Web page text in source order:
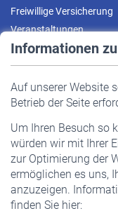
Informationen
Auf unserer Website
Betrieb der Seite
Um Ihren Besuch so
würden wir mit Ihrer
zur Optimierung der
ermöglichen es uns,
anzuzeigen.
finden Sie hier:
Freiwillige Versicherung
Veranstaltungen
Pflichtversicherung
Staatliche Förderung
Veranstaltungen
Rentner
Rentenbeginn